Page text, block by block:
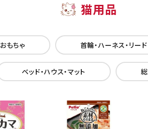
猫用品
おもちゃ 首輪・ハーネス・リード
ベッド・ハウス・マット